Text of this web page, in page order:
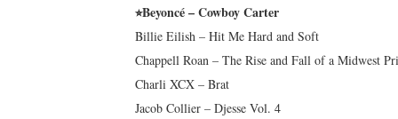
⭐︎Beyoncé – Cowboy Carter
Billie Eilish – Hit Me Hard and Soft
Chappell Roan – The Rise and Fall of a Midwest
Charli XCX – Brat
Jacob Collier – Djesse Vol. 4